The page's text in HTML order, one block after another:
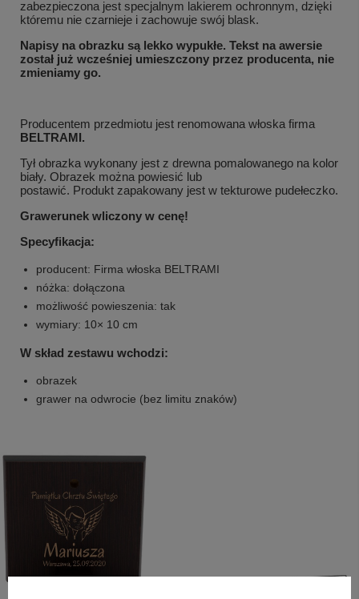
zabezpieczona jest specjalnym lakierem ochronnym, dzięki
któremu nie czarnieje i zachowuje swój blask.
Napisy na obrazku są lekko wypukłe. Tekst na awersie
został już wcześniej umieszczony przez producenta, nie
zmieniamy go.
Producentem przedmiotu jest renomowana włoska firma
BELTRAMI.
Tył obrazka wykonany jest z drewna pomalowanego na kolor
biały. Obrazek można powiesić lub
postawić. Produkt zapakowany jest w tekturowe pudełeczko.
Grawerunek wliczony w cenę!
Specyfikacja:
producent: Firma włoska BELTRAMI
nóżka: dołączona
możliwość powieszenia: tak
wymiary: 10× 10 cm
W skład zestawu wchodzi:
obrazek
grawer na odwrocie (bez limitu znaków)